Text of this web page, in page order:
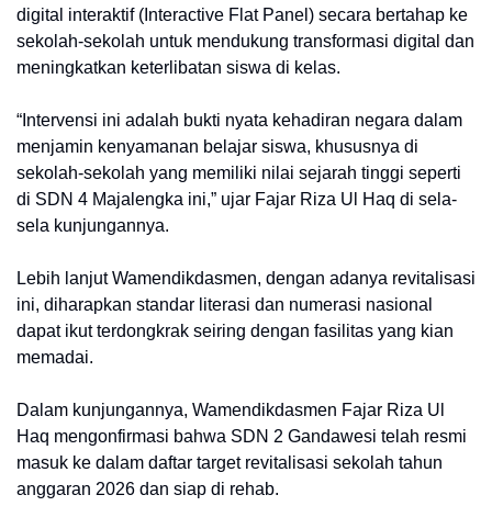
digital interaktif (Interactive Flat Panel) secara bertahap ke
sekolah-sekolah untuk mendukung transformasi digital dan
meningkatkan keterlibatan siswa di kelas.
“Intervensi ini adalah bukti nyata kehadiran negara dalam
menjamin kenyamanan belajar siswa, khususnya di
sekolah-sekolah yang memiliki nilai sejarah tinggi seperti
di SDN 4 Majalengka ini,” ujar Fajar Riza Ul Haq di sela-
sela kunjungannya.
Lebih lanjut Wamendikdasmen, dengan adanya revitalisasi
ini, diharapkan standar literasi dan numerasi nasional
dapat ikut terdongkrak seiring dengan fasilitas yang kian
memadai.
Dalam kunjungannya, Wamendikdasmen Fajar Riza Ul
Haq mengonfirmasi bahwa SDN 2 Gandawesi telah resmi
masuk ke dalam daftar target revitalisasi sekolah tahun
anggaran 2026 dan siap di rehab.